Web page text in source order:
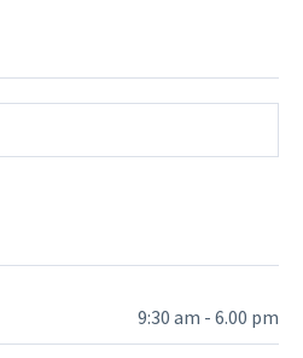
9:30 am - 6.00 pm